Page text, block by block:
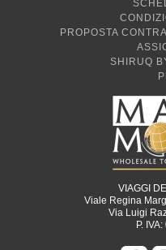
PROPOSTA
SHIRUQ
Viale Regina
Via Luigi
P.